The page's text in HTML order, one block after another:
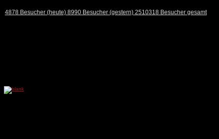
4878 Besucher (heute) 8990 Besucher (gestern) 2510318 Besucher gesamt